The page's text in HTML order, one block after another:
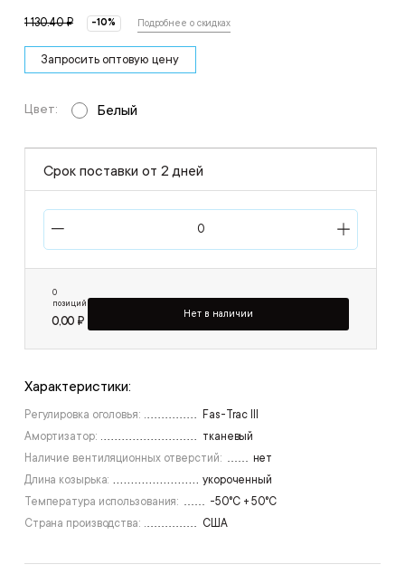
1 130.40 ₽ -10% Подробнее о скидках
Запросить оптовую цену
Цвет: Белый
Срок поставки от 2 дней
0
позиций
0,00 ₽
Нет в наличии
Характеристики:
Регулировка оголовья:
Fas-Trac III
Амортизатор:
тканевый
Наличие вентиляционных отверстий:
нет
Длина козырька:
укороченный
Температура использования:
-50°C + 50°C
Страна производства:
США